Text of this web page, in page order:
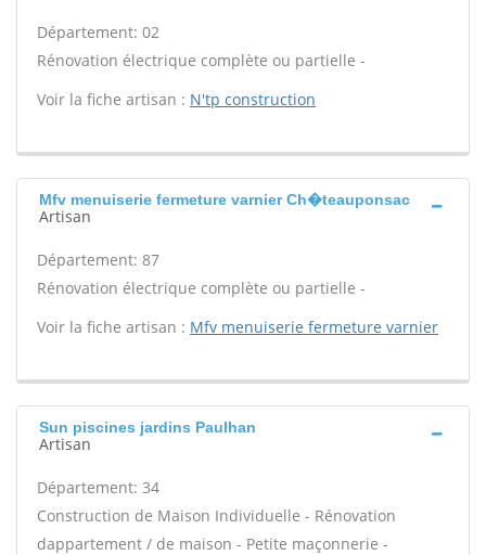
Département: 02
Rénovation électrique complète ou partielle -
Voir la fiche artisan : N'tp construction
Mfv menuiserie fermeture varnier Ch�teauponsac
Artisan
Département: 87
Rénovation électrique complète ou partielle -
Voir la fiche artisan : Mfv menuiserie fermeture varnier
Sun piscines jardins Paulhan
Artisan
Département: 34
Construction de Maison Individuelle - Rénovation
dappartement / de maison - Petite maçonnerie -